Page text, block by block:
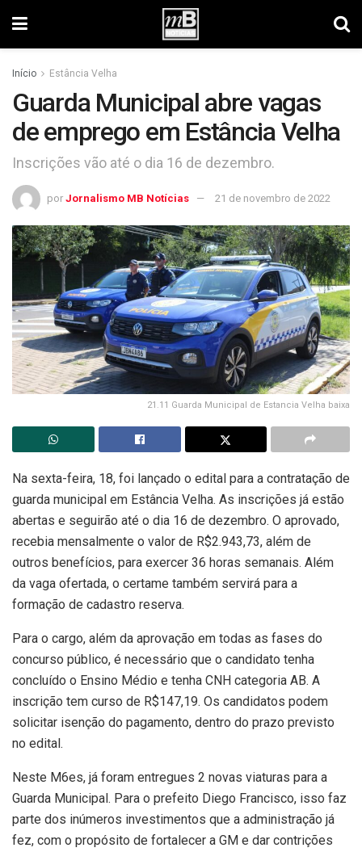
Início Estância Velha
Guarda Municipal abre vagas
de emprego em Estância Velha
Inscrições vão até o dia 16 de dezembro.
por Jornalismo MB Notícias 21 de novembro de 2022
21.11 Guarda Municipal de Estancia Velha baixa
Na sexta-feira, 18, foi lançado o edital para a contratação de
guarda municipal em Estância Velha. As inscrições já estão
abertas e seguirão até o dia 16 de dezembro. O aprovado,
recebia mensalmente o valor de R$2.943,73, além de
outros benefícios, para exercer 36 horas semanais. Além
da vaga ofertada, o certame também servirá para a
formação de cadastro reserva.
Para o cargo, além da aprovação em todas as fases do
concurso público, é necessário que o candidato tenha
concluído o Ensino Médio e tenha CNH categoria AB. A
inscrição tem curso de R$147,19. Os candidatos podem
solicitar isenção do pagamento, dentro do prazo previsto
no edital.
Neste M6es, já foram entregues 2 novas viaturas para a
Guarda Municipal. Para o prefeito Diego Francisco, isso faz
parte dos inúmeros investimentos que a administração já
fez, com o propósito de fortalecer a GM e dar contrições